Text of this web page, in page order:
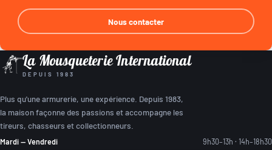
Nous contacter
La Mousqueterie International
DEPUIS 1983
Plus qu'une armurerie, une expérience. Depuis 1983,
la maison façonne des passions et accompagne les
tireurs, chasseurs et collectionneurs.
Mardi — Vendredi
9h30–13h · 14h–18h30